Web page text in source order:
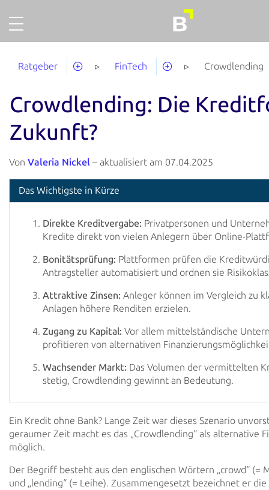
Finanzieren
Über uns
Unternehmensaccount
Abgeschlossene Projekte
Ausfallquote
Ratgeber
FinTech Crowdlending
Crowdlending: Die
Zukunft?
Von Valeria Nickel – aktualisiert am 07.04.2025
Das Wichtigste in Kürze
Direkte Kreditvergabe: Privatpersonen und
Kredite direkt von vielen Anlegern über Online-
Bonitätsprüfung: Plattformen prüfen die
Antragsteller automatisiert und ordnen sie
Attraktive Zinsen: Anleger können im Vergleich zu
Anlagen höhere Renditen erzielen.
Zugang zu Kapital: Vor allem mittelständische
profitieren von alternativen
Wachsender Markt: Das Volumen der vermittelten
stetig, Crowdlending gewinnt an Bedeutung.
Ein Kredit ohne Bank? Lange Zeit war dieses Szenario
geraumer Zeit macht es das „Crowdlending“ als alternative
möglich.
Der Begriff besteht aus den englischen Wörtern „crowd“ (=
und „lending“ (= Leihe). Zusammengesetzt bezeichnet er die